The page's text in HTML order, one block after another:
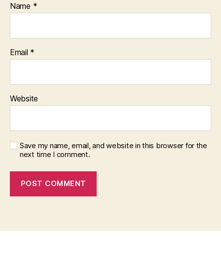
Name *
Email *
Website
Save my name, email, and website in this browser for the
next time I comment.